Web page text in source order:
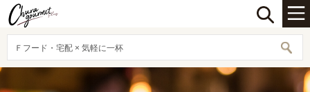
Ｆフード・宅配 × 気軽に一杯